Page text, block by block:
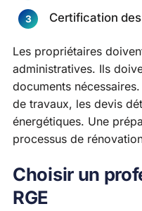
Certification
Les propriétaires
administratives. Ils
documents
de travaux, les devis
énergétiques. Une
processus de
Choisir un
RGE